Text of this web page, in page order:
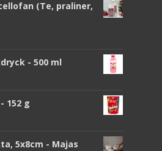
(Te, praliner,
- 500 ml
152 g
5x8cm - Majas